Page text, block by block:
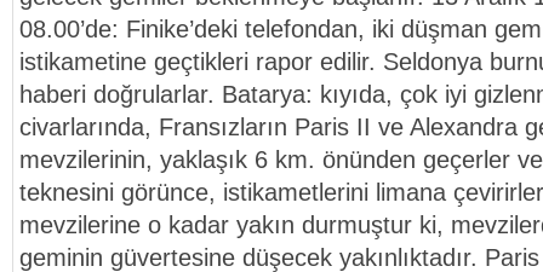
08.00’de: Finike’deki telefondan, iki düşman
istikametine geçtikleri rapor edilir. Seldonya
haberi doğrularlar. Batarya: kıyıda, çok iyi
civarlarında, Fransızların Paris II ve Alexandra
mevzilerinin, yaklaşık 6 km. önünden geçerler
teknesini görünce, istikametlerini limana
mevzilerine o kadar yakın durmuştur ki,
geminin güvertesine düşecek yakınlıktadır.